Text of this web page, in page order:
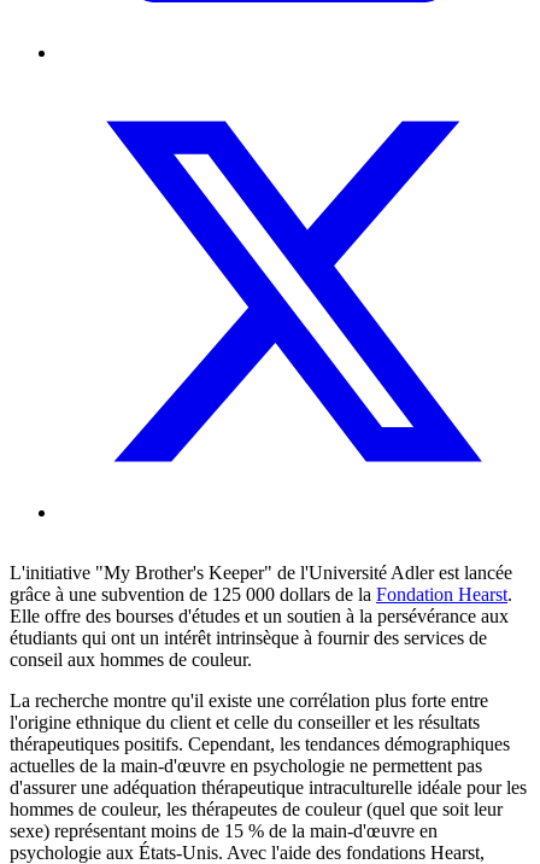
L'initiative "My Brother's Keeper" de l'Université Adler est lancée
grâce à une subvention de 125 000 dollars de la Fondation Hearst.
Elle offre des bourses d'études et un soutien à la persévérance aux
étudiants qui ont un intérêt intrinsèque à fournir des services de
conseil aux hommes de couleur.
La recherche montre qu'il existe une corrélation plus forte entre
l'origine ethnique du client et celle du conseiller et les résultats
thérapeutiques positifs. Cependant, les tendances démographiques
actuelles de la main-d'œuvre en psychologie ne permettent pas
d'assurer une adéquation thérapeutique intraculturelle idéale pour les
hommes de couleur, les thérapeutes de couleur (quel que soit leur
sexe) représentant moins de 15 % de la main-d'œuvre en
psychologie aux États-Unis. Avec l'aide des fondations Hearst,